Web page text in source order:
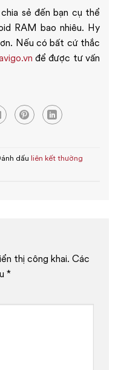
sẻ đến bạn cụ thể
RAM bao nhiêu. Hy
Nếu có bất cứ thắc
để được tư vấn
dấu liên kết thường
thị công khai. Các
*